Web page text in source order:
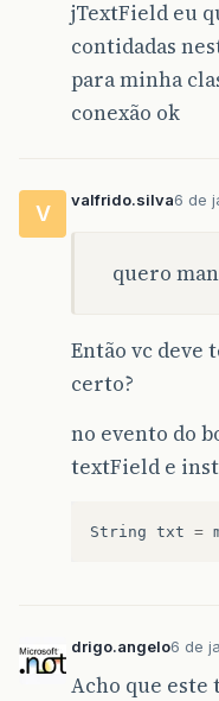
jTextField eu
contidadas
para minha
conexão ok
V
valfrido.silva6 de
quero
Então vc deve
certo?
no evento do
textField e
String txt =
drigo.angelo6 de
Acho que este